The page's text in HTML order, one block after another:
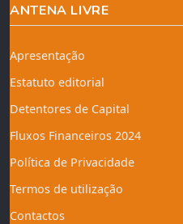
ANTENA LIVRE
Apresentação
Estatuto editorial
Detentores de Capital
Fluxos Financeiros 2024
Política de Privacidade
Termos de utilização
Contactos